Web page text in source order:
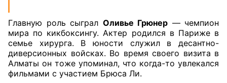
Главную роль сыграл Оливье Грюнер — чемпион
мира по кикбоксингу. Актер родился в Париже в
семье хирурга. В юности служил в десантно-
диверсионных войсках. Во время своего визита в
Алматы он тоже упоминал, что когда-то увлекался
фильмами с участием Брюса Ли.